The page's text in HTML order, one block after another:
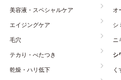
美容液・スペシャルケア
オ
エイジングケア
シ
毛穴
ニ
テカり・べたつき
シ
乾燥・ハリ低下